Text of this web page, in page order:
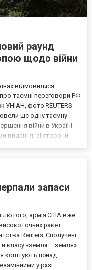
раунд
щодо війни
відмовилися
про таємні переговори РФ
УНІАН, фото REUTERS
ще одну таємну
війни в Україні.
видання, зі сторони
запаси
лютого, армія США вже
ракет
Reuters, Сполучені
класу «земля – земля».
коштують понад
у разі